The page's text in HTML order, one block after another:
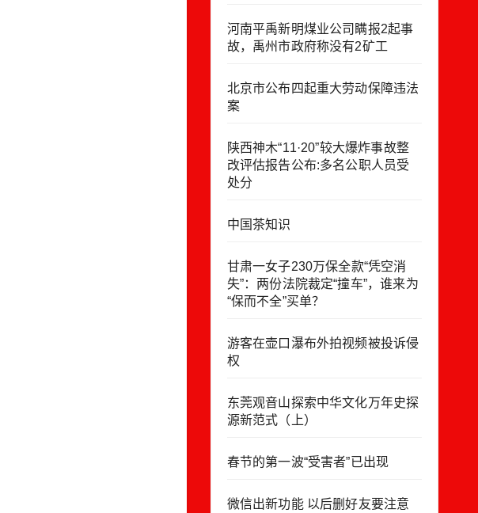
河南平禹新明煤业公司瞒报2起事
故，禹州市政府称没有2矿工
北京市公布四起重大劳动保障违法
案
陕西神木“11·20”较大爆炸事故整
改评估报告公布:多名公职人员受
处分
中国茶知识
甘肃一女子230万保全款“凭空消
失”：两份法院裁定“撞车”，谁来为
“保而不全”买单？
游客在壶口瀑布外拍视频被投诉侵
权
东莞观音山探索中华文化万年史探
源新范式（上）
春节的第一波“受害者”已出现
微信出新功能 以后删好友要注意